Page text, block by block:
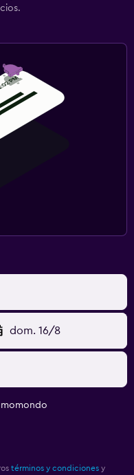
dom. 16/8
momondo
términos y condiciones y